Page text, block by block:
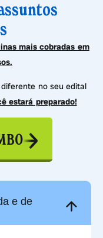
mais cobradas em
no seu edital
estará preparado!
e de